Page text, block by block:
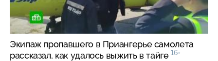
Экипаж пропавшего в Приангерье самолета
рассказал, как удалось выжить в тайге 16+